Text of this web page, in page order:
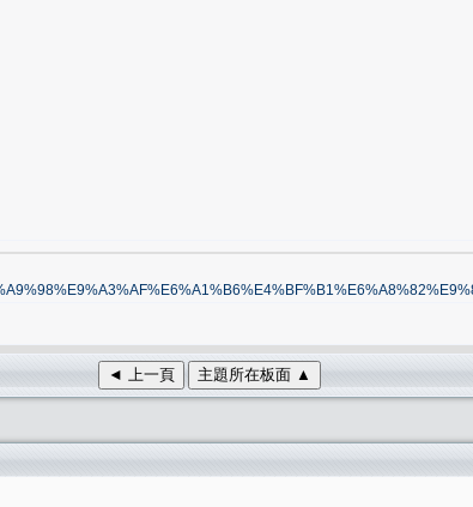
◄ 上一頁 主題所在板面 ▲